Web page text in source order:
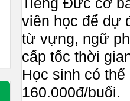
viên học để dự
từ vựng, ngữ
cấp tốc thời
Học sinh có
160.000đ/buổi.